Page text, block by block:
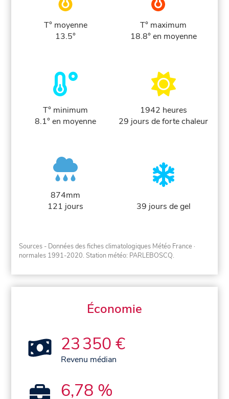
T° moyenne
13.5°
T° maximum
18.8° en moyenne
T° minimum
8.1° en moyenne
1942 heures
29 jours de forte chaleur
874mm
121 jours
39 jours de gel
Sources - Données des fiches climatologiques Météo France ·
normales 1991-2020. Station météo: PARLEBOSCQ.
Économie
23 350 €
Revenu médian
6,78 %